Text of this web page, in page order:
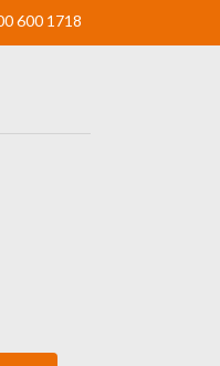
600 1718